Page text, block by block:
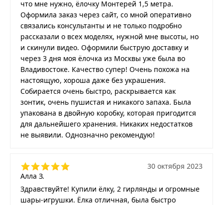
что мне нужно, ёлочку Монтерей 1,5 метра.
Оформила заказ через сайт, со мной оперативно
связались консультанты и не только подробно
рассказали о всех моделях, нужной мне высоты, но
и скинули видео. Оформили быструю доставку и
через 3 дня моя ёлочка из Москвы уже была во
Владивостоке. Качество супер! Очень похожа на
настоящую, хороша даже без украшения.
Собирается очень быстро, раскрывается как
зонтик, очень пушистая и никакого запаха. Была
упакована в двойную коробку, которая пригодится
для дальнейшего хранения. Никаких недостатков
не выявили. Однозначно рекомендую!
Алла З.
30 октября 2023
Здравствуйте! Купили ёлку, 2 гирлянды и огромные
шары-игрушки. Ёлка отличная, была быстро